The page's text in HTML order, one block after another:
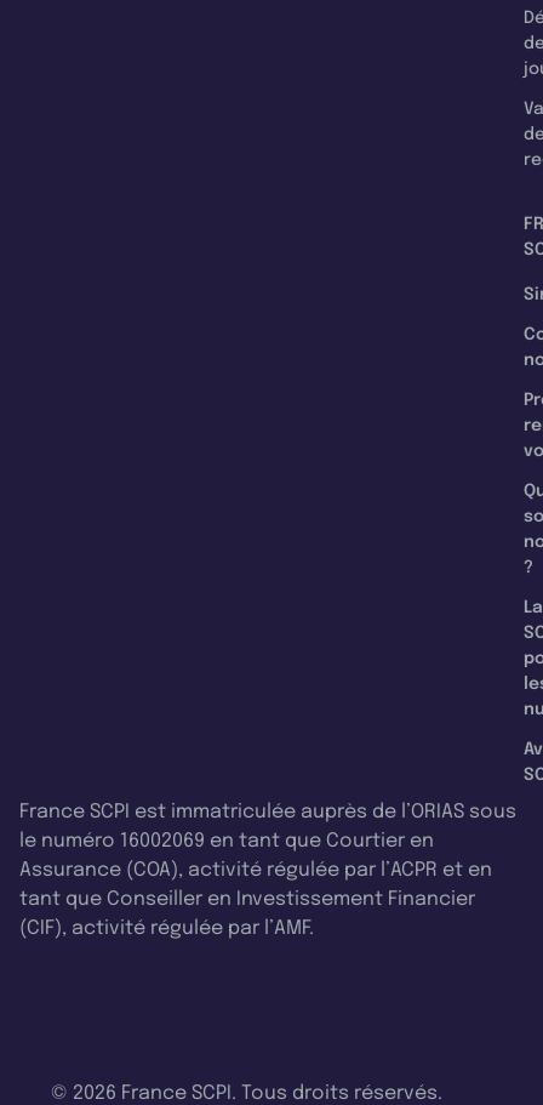
?
La
France SCPI est immatriculée auprès de l’ORIAS sous
le numéro 16002069 en tant que Courtier en
Assurance (COA), activité régulée par l’ACPR et en
tant que Conseiller en Investissement Financier
(CIF), activité régulée par l’AMF.
© 2026 France SCPI. Tous droits réservés.